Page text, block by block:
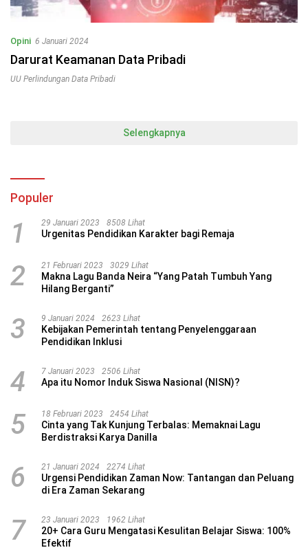
Opini 6 Januari 2024
Darurat Keamanan Data Pribadi
UU Perlindungan Data Pribadi
Selengkapnya
Populer
1 29 Januari 2023 8508 Lihat
Urgenitas Pendidikan Karakter bagi Remaja
2 21 Februari 2023 3029 Lihat
Makna Lagu Banda Neira “Yang Patah Tumbuh Yang
Hilang Berganti”
3 9 Januari 2024 2623 Lihat
Kebijakan Pemerintah tentang Penyelenggaraan
Pendidikan Inklusi
4 7 Januari 2023 2506 Lihat
Apa itu Nomor Induk Siswa Nasional (NISN)?
5 18 Februari 2023 2454 Lihat
Cinta yang Tak Kunjung Terbalas: Memaknai Lagu
Berdistraksi Karya Danilla
6 21 Januari 2024 2274 Lihat
Urgensi Pendidikan Zaman Now: Tantangan dan Peluang
di Era Zaman Sekarang
7 23 Januari 2023 1962 Lihat
20+ Cara Guru Mengatasi Kesulitan Belajar Siswa: 100%
Efektif